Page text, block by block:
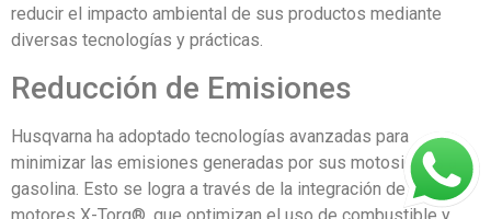
reducir el impacto ambiental de sus productos mediante
diversas tecnologías y prácticas.
Reducción de Emisiones
Husqvarna ha adoptado tecnologías avanzadas para
minimizar las emisiones generadas por sus motosierras a
gasolina. Esto se logra a través de la integración de los